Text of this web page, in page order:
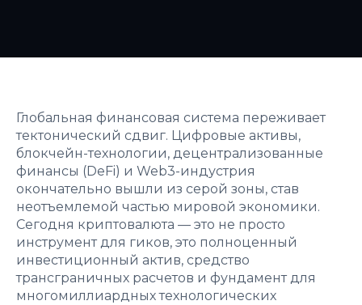
Глобальная финансовая система переживает
тектонический сдвиг. Цифровые активы,
блокчейн-технологии, децентрализованные
финансы (DeFi) и Web3-индустрия
окончательно вышли из серой зоны, став
неотъемлемой частью мировой экономики.
Сегодня криптовалюта — это не просто
инструмент для гиков, это полноценный
инвестиционный актив, средство
трансграничных расчетов и фундамент для
многомиллиардных технологических